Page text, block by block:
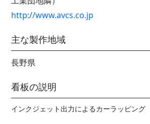
http://www.avcs.co.jp
主な製作地域
長野県
看板の説明
インクジェット出力によるカーラッピング